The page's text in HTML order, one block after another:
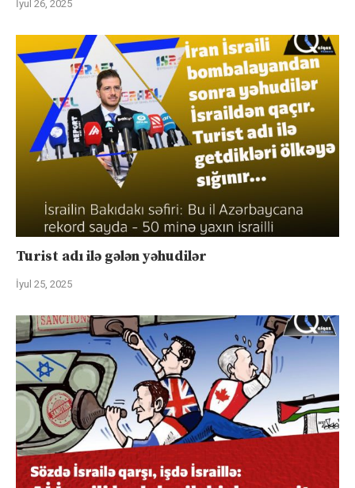
İyul 26, 2025
Turist adı ilə gələn yəhudilər
İyul 25, 2025